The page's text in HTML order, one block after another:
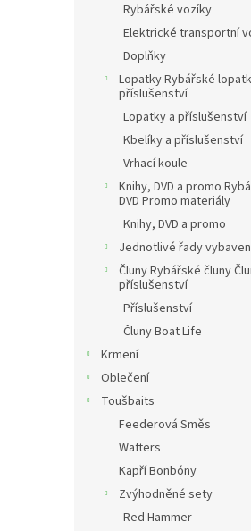
Rybářské vozíky
Elektrické transportní
Doplňky
Lopatky Rybářské
příslušenství
Lopatky a příslušenství
Kbelíky a příslušenství
Vrhací koule
Knihy, DVD a promo
DVD Promo materiály
Knihy, DVD a promo
Jednotlivé řady
Čluny Rybářské čluny
příslušenství
Příslušenství
Čluny Boat Life
Krmení
Oblečení
Toušbaits
Feederová Směs
Wafters
Kapří Bonbóny
Zvýhodněné sety
Red Hammer